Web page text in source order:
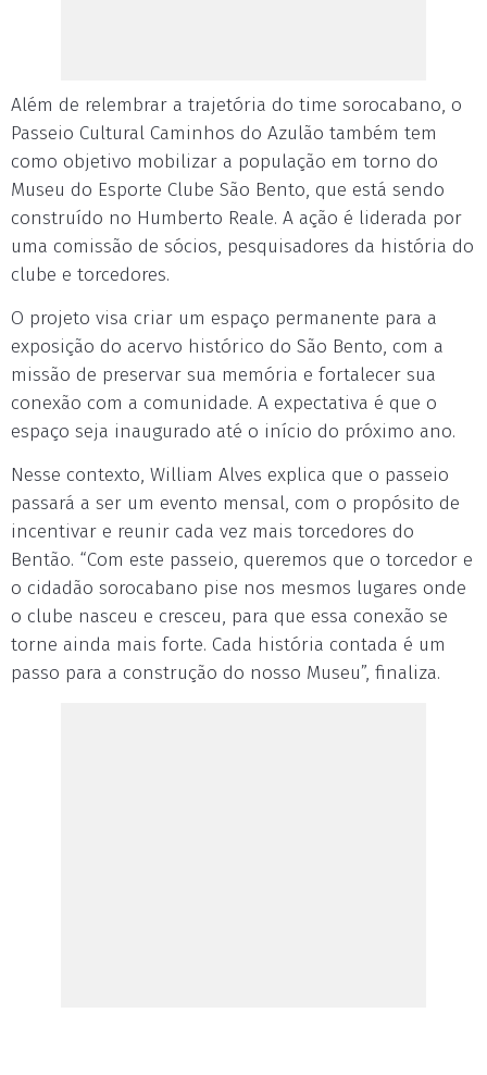
Além de relembrar a trajetória do time sorocabano, o
Passeio Cultural Caminhos do Azulão também tem
como objetivo mobilizar a população em torno do
Museu do Esporte Clube São Bento, que está sendo
construído no Humberto Reale. A ação é liderada por
uma comissão de sócios, pesquisadores da história do
clube e torcedores.
O projeto visa criar um espaço permanente para a
exposição do acervo histórico do São Bento, com a
missão de preservar sua memória e fortalecer sua
conexão com a comunidade. A expectativa é que o
espaço seja inaugurado até o início do próximo ano.
Nesse contexto, William Alves explica que o passeio
passará a ser um evento mensal, com o propósito de
incentivar e reunir cada vez mais torcedores do
Bentão. “Com este passeio, queremos que o torcedor e
o cidadão sorocabano pise nos mesmos lugares onde
o clube nasceu e cresceu, para que essa conexão se
torne ainda mais forte. Cada história contada é um
passo para a construção do nosso Museu”, finaliza.